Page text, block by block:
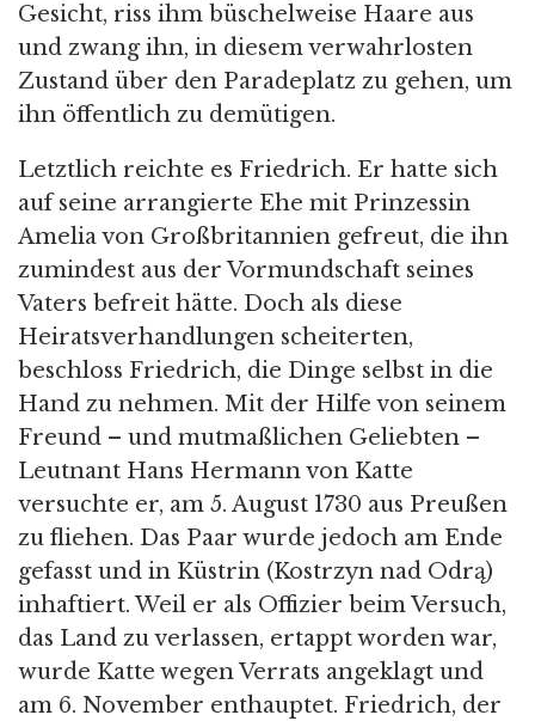
Gesicht, riss ihm büschelweise Haare aus
und zwang ihn, in diesem verwahrlosten
Zustand über den Paradeplatz zu gehen, um
ihn öffentlich zu demütigen.
Letztlich reichte es Friedrich. Er hatte sich
auf seine arrangierte Ehe mit Prinzessin
Amelia von Großbritannien gefreut, die ihn
zumindest aus der Vormundschaft seines
Vaters befreit hätte. Doch als diese
Heiratsverhandlungen scheiterten,
beschloss Friedrich, die Dinge selbst in die
Hand zu nehmen. Mit der Hilfe von seinem
Freund – und mutmaßlichen Geliebten –
Leutnant Hans Hermann von Katte
versuchte er, am 5. August 1730 aus Preußen
zu fliehen. Das Paar wurde jedoch am Ende
gefasst und in Küstrin (Kostrzyn nad Odrą)
inhaftiert. Weil er als Offizier beim Versuch,
das Land zu verlassen, ertappt worden war,
wurde Katte wegen Verrats angeklagt und
am 6. November enthauptet. Friedrich, der